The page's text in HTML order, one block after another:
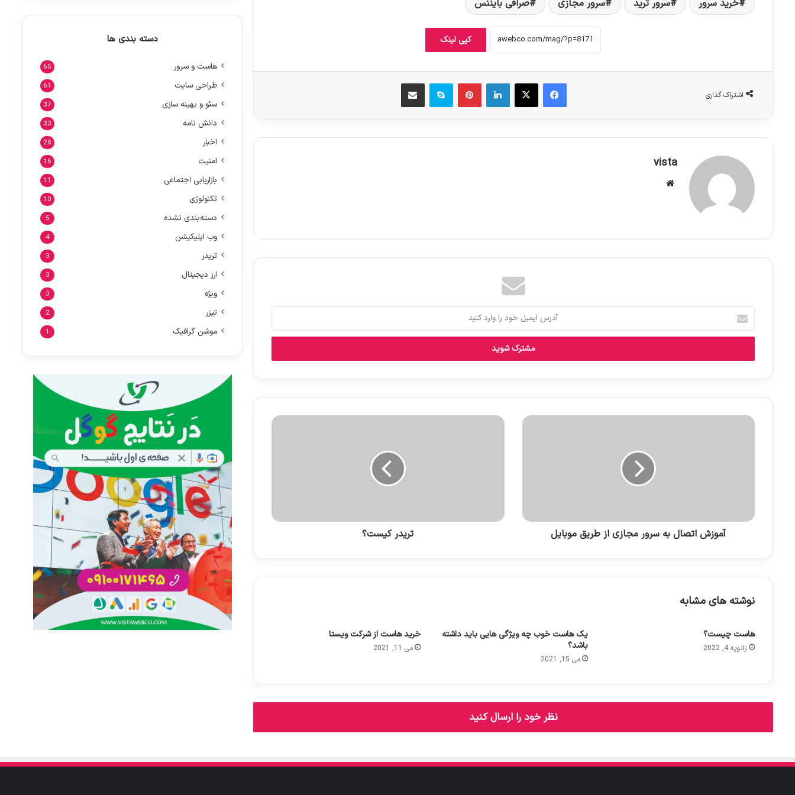
خرید سرور سرور ترید سرور مجازی صرافی بایننس
کپی لینک
اشتراک گذاری
فیس بوک X لینکدین ‫پین‌ترست اسکایپ
vista
ر
ا
ی
خ
د
ی
آموزش اتصال به سرور مجازی از طریق موبایل تریدر کیست؟
نوشته های مشابه
هاست چیست؟
ژانویه 4, 2022
یک هاست خوب چه ویژگی هایی باید داشته
باشد؟
می 15, 2021
خرید هاست از شرکت ویستا
می 11, 2021
نظر خود را ارسال کنید
دسته بندی ها
هاست و سرور 65
طراحی سایت 61
سئو و بهینه سازی 37
دانش نامه 33
اخبار 28
امنیت 16
بازاریابی اجتماعی 11
تکنولوژی 10
دسته‌بندی نشده 5
وب اپلیکیشن 4
تریدر 3
ارز دیجیتال 3
ویژه 3
تیزر 2
موشن گرافیک 1